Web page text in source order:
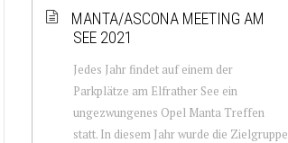
MANTA/ASCONA MEETING AM
SEE 2021
Jedes Jahr findet auf einem der
Parkplätze am Elfrather See ein
ungezwungenes Opel Manta Treffen
statt. In diesem Jahr wurde die Zielgruppe